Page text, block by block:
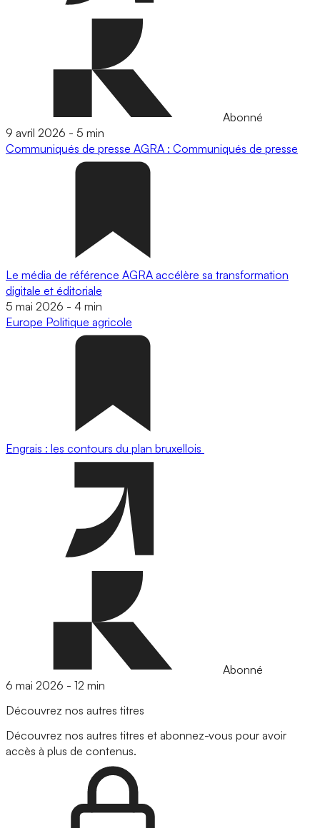
Abonné
9 avril 2026 - 5 min
Communiqués de presse AGRA : Communiqués de presse
Le média de référence AGRA accélère sa transformation
digitale et éditoriale
5 mai 2026 - 4 min
Europe Politique agricole
Engrais : les contours du plan bruxellois
Abonné
6 mai 2026 - 12 min
Découvrez nos autres titres
Découvrez nos autres titres et abonnez-vous pour avoir
accès à plus de contenus.